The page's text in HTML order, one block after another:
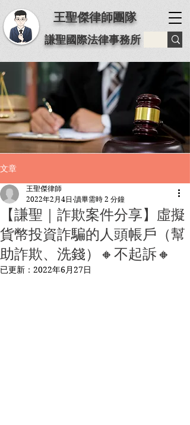
王聖傑律師團隊
謙聖國際法律事務所
文章
【謙聖｜詐欺案件分享】虛擬
貨幣投資詐騙的人頭帳戶（幫
助詐欺、洗錢）🔸不起訴🔸
王聖傑律師
2022年2月4日 讀畢需時 2 分鐘
已更新： 2022年6月27日